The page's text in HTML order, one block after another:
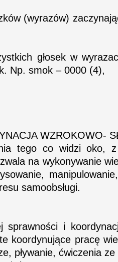
(wyrazów)
głosek w
Np. smok – 0000 (4),
WZROKOWO-
tego co widzi oko,
na wykonywanie
samoobsługi.
sprawności i
koordynujące pracę
pływanie, ćwiczenia